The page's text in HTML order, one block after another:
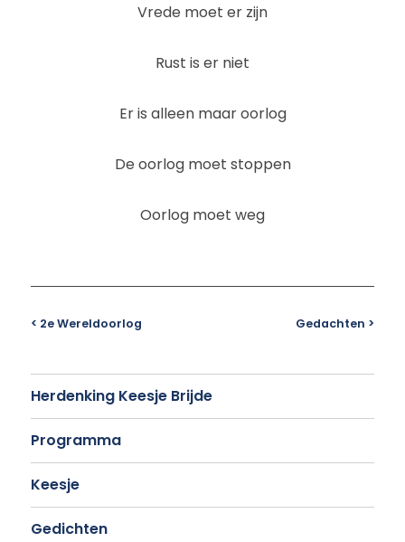
Vrede moet er zijn
Rust is er niet
Er is alleen maar oorlog
De oorlog moet stoppen
Oorlog moet weg
< 2e Wereldoorlog Gedachten >
Herdenking Keesje Brijde
Programma
Keesje
Gedichten